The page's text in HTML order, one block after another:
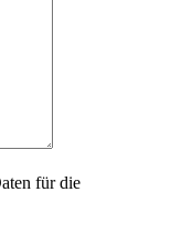
für die